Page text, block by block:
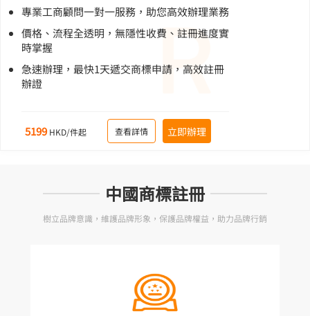
專業工商顧問一對一服務，助您高效辦理業務
價格、流程全透明，無隱性收費、註冊進度實
時掌握
急速辦理，最快1天遞交商標申請，高效註冊
辦證
5199 HKD/件起 查看詳情 立即辦理
中國商標註冊
樹立品牌意識，維護品牌形象，保護品牌權益，助力品牌行銷